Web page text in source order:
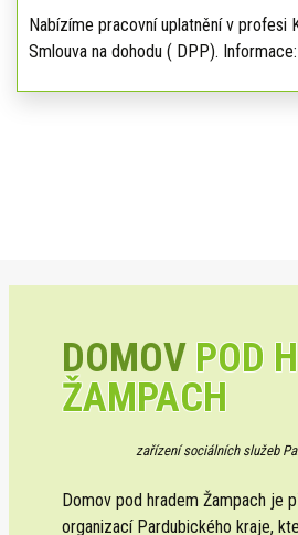
Nabízíme pracovní uplatnění v profesi
Smlouva na dohodu ( DPP). Informace:
DOMOV POD
ŽAMPACH
zařízení sociálních služeb
Domov pod hradem Žampach je
organizací Pardubického kraje,